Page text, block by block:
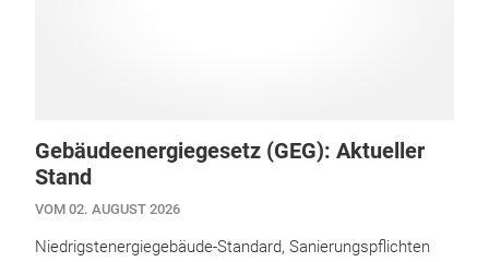
Gebäudeenergiegesetz (GEG): Aktueller
Stand
VOM 02. AUGUST 2026
Niedrigstenergiegebäude-Standard, Sanierungspflichten